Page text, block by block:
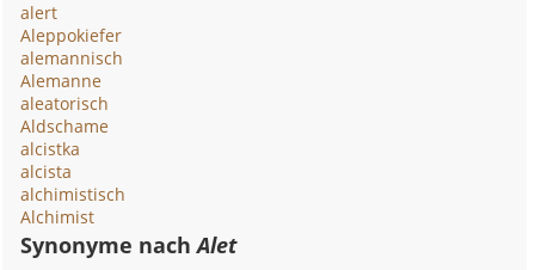
alert
Aleppokiefer
alemannisch
Alemanne
aleatorisch
Aldschame
alcistka
alcista
alchimistisch
Alchimist
Synonyme nachAlet